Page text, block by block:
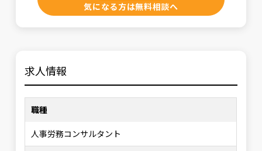
気になる方は無料相談へ
求人情報
職種
人事労務コンサルタント